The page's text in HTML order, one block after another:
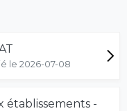
le 2026-07-08
établissements -